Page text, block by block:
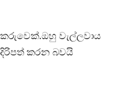
වැල්ලවාය
කරන බවයි